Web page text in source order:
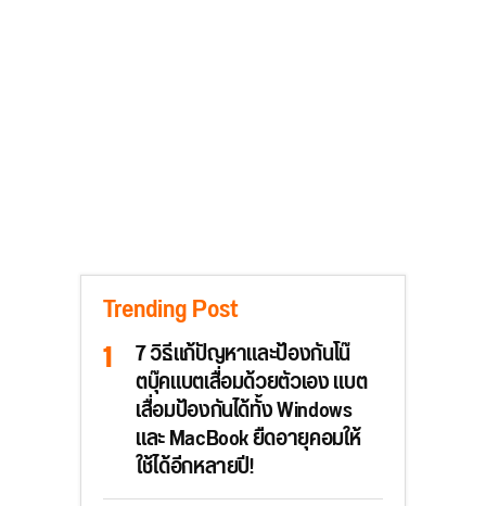
Trending Post
7 วิธีแก้ปัญหาและป้องกันโน๊
ตบุ๊คแบตเสื่อมด้วยตัวเอง แบต
เสื่อมป้องกันได้ทั้ง Windows
และ MacBook ยืดอายุคอมให้
ใช้ได้อีกหลายปี!